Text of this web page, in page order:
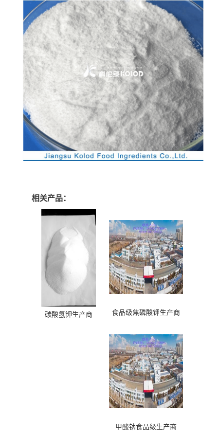
相关产品：
碳酸氢钾生产商 食品级焦磷酸钾生产商
甲酸钠食品级生产商